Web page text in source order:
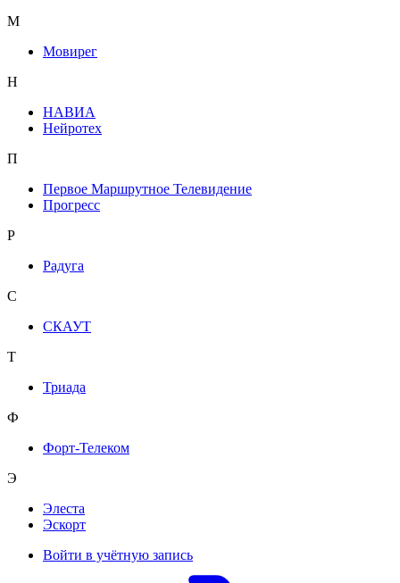
М
Мовирег
Н
НАВИА
Нейротех
П
Первое Маршрутное Телевидение
Прогресс
Р
Радуга
С
СКАУТ
Т
Триада
Ф
Форт-Телеком
Э
Элеста
Эскорт
Войти в учётную запись